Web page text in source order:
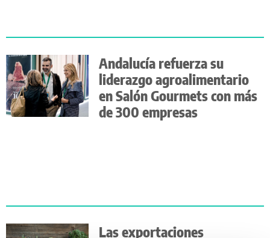
Andalucía refuerza su
liderazgo agroalimentario
en Salón Gourmets con más
de 300 empresas
Las exportaciones